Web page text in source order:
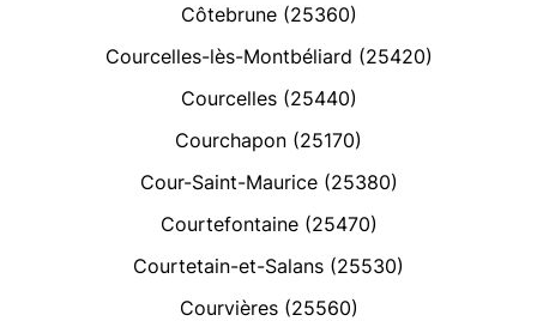
Côtebrune (25360)
Courcelles-lès-Montbéliard (25420)
Courcelles (25440)
Courchapon (25170)
Cour-Saint-Maurice (25380)
Courtefontaine (25470)
Courtetain-et-Salans (25530)
Courvières (25560)